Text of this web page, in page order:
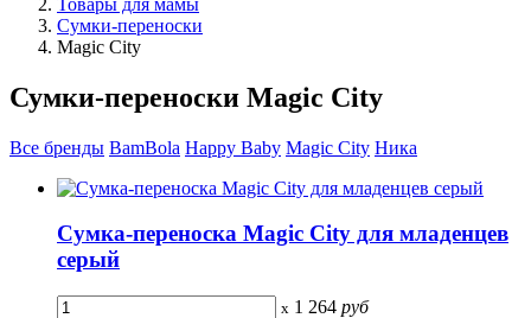
Сумки-переноски
Magic City
Сумки-переноски Magic City
Все бренды BamBola Happy Baby Magic City Ника
Сумка-переноска Magic City для младенцев
серый
x 1 264 руб